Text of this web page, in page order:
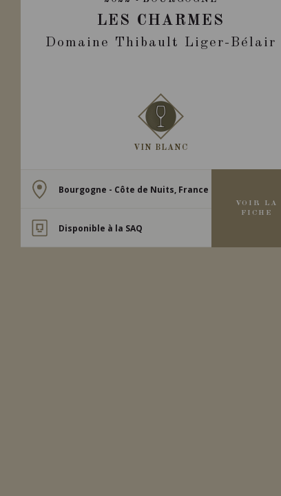
LES CHARMES
Domaine Thibault Liger-Bélair
VIN BLANC
Bourgogne - Côte de Nuits, France
Disponible à la SAQ
VOIR LA
FICHE